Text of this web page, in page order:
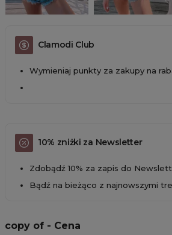
Clamodi Club
Wymieniaj punkty za zakupy na
10% zniżki za Newsletter
Zdobądź 10% za zapis do
Bądź na bieżąco z najnowszymi
copy of - Cena